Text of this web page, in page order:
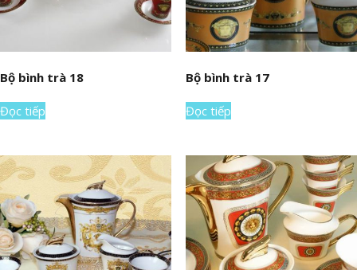
Bộ bình trà 18
Đọc tiếp
Bộ bình trà 17
Đọc tiếp